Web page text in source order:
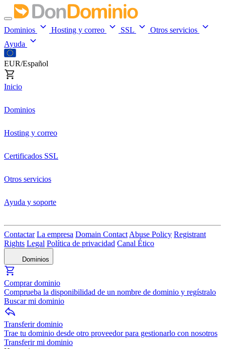
Dominios Hosting y correo SSL
Otros servicios
Ayuda
EUR/Español
Inicio
Dominios
Hosting y correo
Certificados SSL
Otros servicios
Ayuda y soporte
Contactar La empresa Domain Contact Abuse Policy Registrant
Rights Legal Política de privacidad Canal Ético
Dominios
Comprar dominio
Comprueba la disponibilidad de un nombre de dominio y regístralo
Buscar mi dominio
Transferir dominio
Trae tu dominio desde otro proveedor para gestionarlo con nosotros
Transferir mi dominio